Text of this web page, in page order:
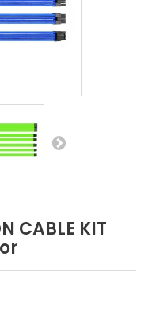
CABLE KIT